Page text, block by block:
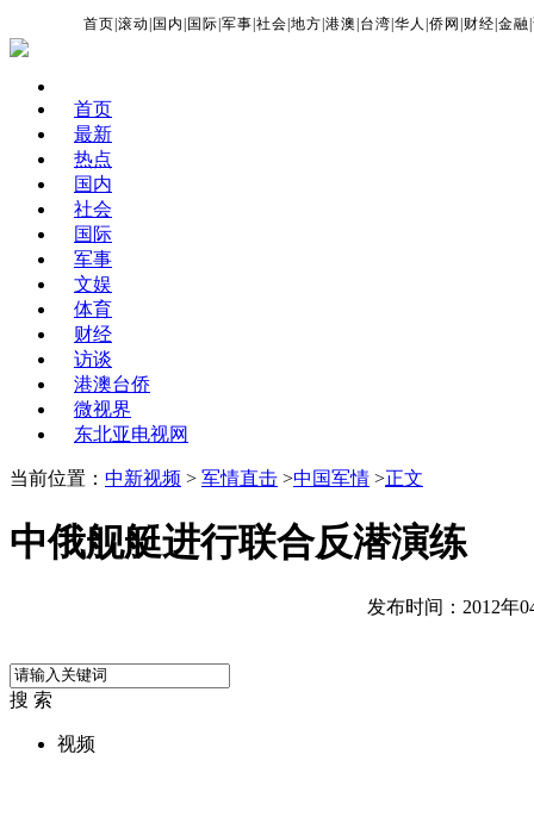
首页 |滚动 国内 国际 |军事 |社会 |地方 |港澳 台湾 |华人 |侨网 财经 |金融 |
首页
最新
热点
国内
社会
国际
军事
文娱
体育
财经
访谈
港澳台侨
微视界
东北亚电视网
当前位置： 中新视频 > 军情直击 >中国军情 >正文
中俄舰艇进行联合反潜演练
发布时间：2012年
搜 索
视频